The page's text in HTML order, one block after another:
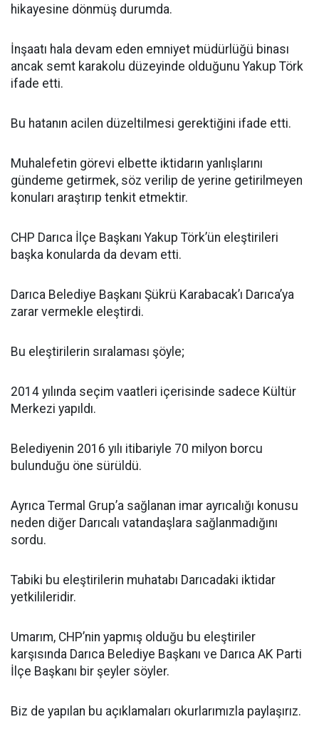
hikayesine dönmüş durumda.
İnşaatı hala devam eden emniyet müdürlüğü binası
ancak semt karakolu düzeyinde olduğunu Yakup Törk
ifade etti.
Bu hatanın acilen düzeltilmesi gerektiğini ifade etti.
Muhalefetin görevi elbette iktidarın yanlışlarını
gündeme getirmek, söz verilip de yerine getirilmeyen
konuları araştırıp tenkit etmektir.
CHP Darıca İlçe Başkanı Yakup Törk’ün eleştirileri
başka konularda da devam etti.
Darıca Belediye Başkanı Şükrü Karabacak’ı Darıca’ya
zarar vermekle eleştirdi.
Bu eleştirilerin sıralaması şöyle;
2014 yılında seçim vaatleri içerisinde sadece Kültür
Merkezi yapıldı.
Belediyenin 2016 yılı itibariyle 70 milyon borcu
bulunduğu öne sürüldü.
Ayrıca Termal Grup’a sağlanan imar ayrıcalığı konusu
neden diğer Darıcalı vatandaşlara sağlanmadığını
sordu.
Tabiki bu eleştirilerin muhatabı Darıcadaki iktidar
yetkilileridir.
Umarım, CHP’nin yapmış olduğu bu eleştiriler
karşısında Darıca Belediye Başkanı ve Darıca AK Parti
İlçe Başkanı bir şeyler söyler.
Biz de yapılan bu açıklamaları okurlarımızla paylaşırız.